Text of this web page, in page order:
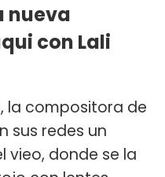
nueva
con Lali
la compositora de
sus redes un
vieo, donde se la